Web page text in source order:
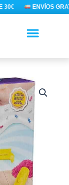
30€ ENVÍOS